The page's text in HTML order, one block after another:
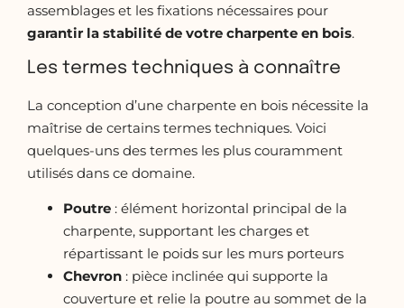
assemblages et les fixations nécessaires pour
garantir la stabilité de votre charpente en bois.
Les termes techniques à connaître
La conception d’une charpente en bois nécessite la
maîtrise de certains termes techniques. Voici
quelques-uns des termes les plus couramment
utilisés dans ce domaine.
Poutre : élément horizontal principal de la
charpente, supportant les charges et
répartissant le poids sur les murs porteurs
Chevron : pièce inclinée qui supporte la
couverture et relie la poutre au sommet de la